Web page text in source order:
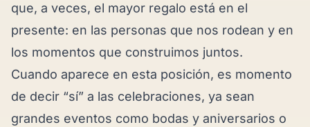
que, a veces, el mayor regalo está en el
presente: en las personas que nos rodean y en
los momentos que construimos juntos.
Cuando aparece en esta posición, es momento
de decir “sí” a las celebraciones, ya sean
grandes eventos como bodas y aniversarios o